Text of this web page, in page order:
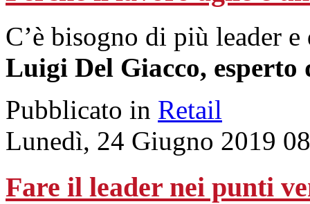
C’è bisogno di più leader
Luigi Del Giacco, esperto
Pubblicato in Retail
Lunedì, 24 Giugno 2019
Fare il leader nei punti